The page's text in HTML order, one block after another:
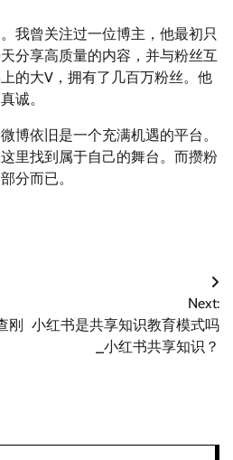
我曾关注过一位博主，他最初只
分享高质量的内容，并与粉丝互
的大V，拥有了几百万粉丝。他
诚。
博依旧是一个充满机遇的平台。
里找到属于自己的舞台。而攒粉
分而已。
刚
Next:
小红书是共享知识教育模式吗
_小红书共享知识？